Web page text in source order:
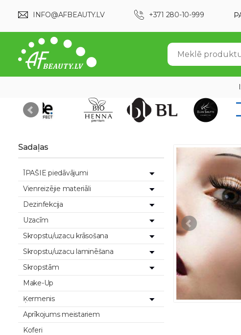
INFO@AFBEAUTY.LV +371 280-10-999
Sadaļas
ĪPAŠIE piedāvājumi
Vienreizējie materiāli
Dezinfekcija
Uzacīm
Skropstu/uzacu krāsošana
Skropstu/uzacu laminēšana
Skropstām
Make-Up
Ķermenis
Aprīkojums meistariem
Koferi